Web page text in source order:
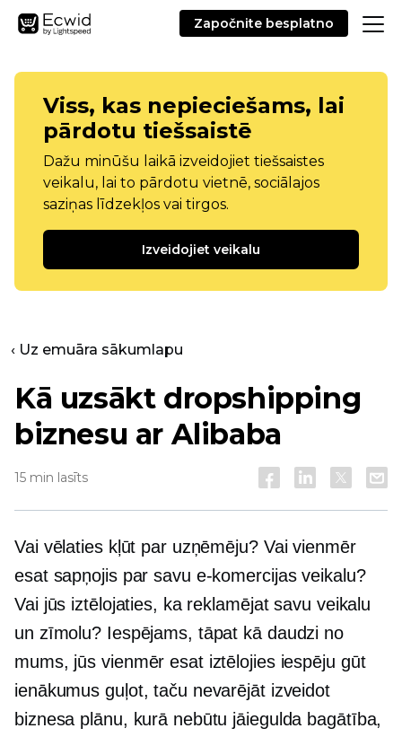
Započnite besplatno
Viss, kas nepieciešams, lai
pārdotu tiešsaistē
Dažu minūšu laikā izveidojiet tiešsaistes
veikalu, lai to pārdotu vietnē, sociālajos
saziņas līdzekļos vai tirgos.
Izveidojiet veikalu
‹ Uz emuāra sākumlapu
Kā uzsākt dropshipping
biznesu ar Alibaba
15 min lasīts
Vai vēlaties kļūt par uzņēmēju? Vai vienmēr
esat sapņojis par savu e-komercijas veikalu?
Vai jūs iztēlojaties, ka reklamējat savu veikalu
un zīmolu? Iespējams, tāpat kā daudzi no
mums, jūs vienmēr esat iztēlojies iespēju gūt
ienākumus guļot, taču nevarējāt izveidot
biznesa plānu, kurā nebūtu jāiegulda bagātība,